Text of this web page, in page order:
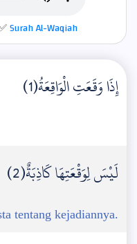
Surah Al-Waqiah
إِذَا وَقَعَتِ الْوَاقِعَةُ(1)
لَيْسَ لِوَقْعَتِهَا كَاذِبَةٌ(2)
tentang kejadiannya.